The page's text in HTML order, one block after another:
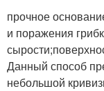
прочное
и поражения
Данный способ
небольшой